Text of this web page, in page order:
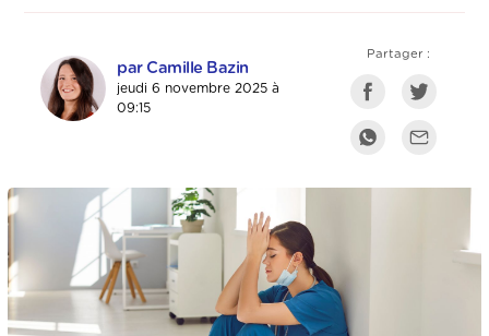
par Camille Bazin
jeudi 6 novembre 2025 à
09:15
Partager :